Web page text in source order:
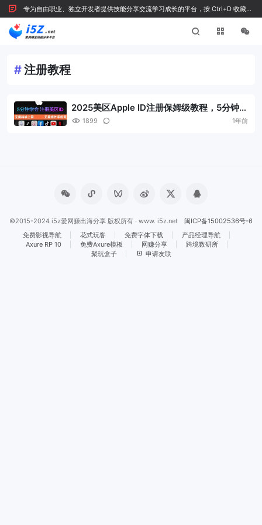
专为自由职业、独立开发者提供技能分享交流学习成长的平台，按 Ctrl+D 收藏我
们
#注册教程
2025美区Apple ID注册保姆级教程，5分钟搞
定美区 Apple ID，支付下载付费应用！
1899 1年前
©2015-2024 i5z爱网赚出海分享 版权所有 · www. i5z.net 闽ICP备15002536号-6
免费影视导航
花式玩客 免费字体下载
产品经理导航
Axure RP 10
免费Axure模板 网赚分享
跨境数研所
聚玩盒子
申请友联